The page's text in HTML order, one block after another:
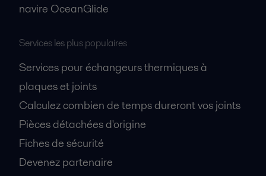
navire OceanGlide
Services les plus populaires
Services pour échangeurs thermiques à
plaques et joints
Calculez combien de temps dureront vos joints
Pièces détachées d'origine
Fiches de sécurité
Devenez partenaire